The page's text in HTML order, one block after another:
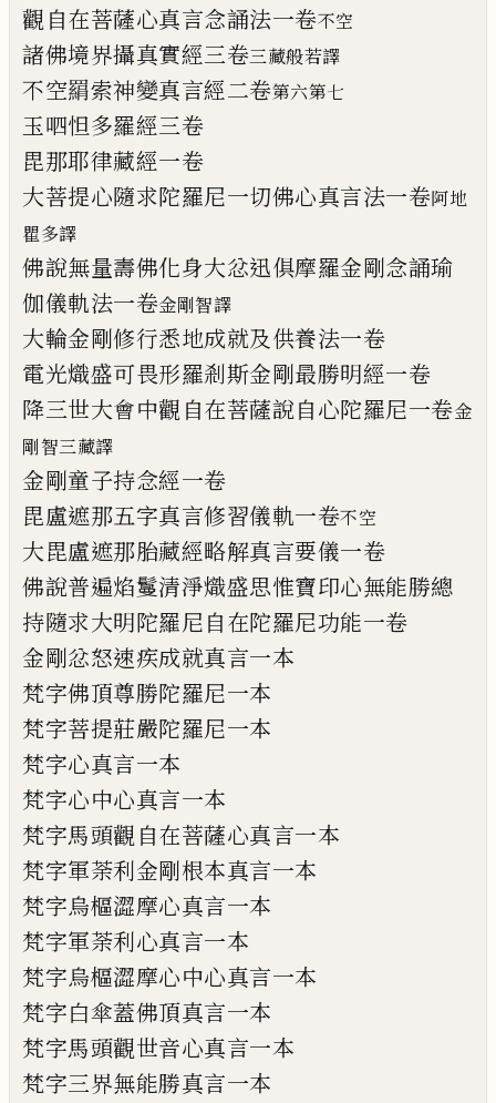
觀自在菩薩心真言念誦法一卷不空
諸佛境界攝真實經三卷三藏般若譯
不空羂索神變真言經二卷第六第七
玉呬怛多羅經三卷
毘那耶律藏經一卷
大菩提心隨求陀羅尼一切佛心真言法一卷阿地
瞿多譯
佛說無量壽佛化身大忿迅俱摩羅金剛念誦瑜
伽儀軌法一卷金剛智譯
大輪金剛修行悉地成就及供養法一卷
電光熾盛可畏形羅剎斯金剛最勝明經一卷
降三世大會中觀自在菩薩說自心陀羅尼一卷金
剛智三藏譯
金剛童子持念經一卷
毘盧遮那五字真言修習儀軌一卷不空
大毘盧遮那胎藏經略解真言要儀一卷
佛說普遍焰鬘清淨熾盛思惟寶印心無能勝總
持隨求大明陀羅尼自在陀羅尼功能一卷
金剛忿怒速疾成就真言一本
梵字佛頂尊勝陀羅尼一本
梵字菩提莊嚴陀羅尼一本
梵字心真言一本
梵字心中心真言一本
梵字馬頭觀自在菩薩心真言一本
梵字軍荼利金剛根本真言一本
梵字烏樞澀摩心真言一本
梵字軍荼利心真言一本
梵字烏樞澀摩心中心真言一本
梵字白傘蓋佛頂真言一本
梵字馬頭觀世音心真言一本
梵字三界無能勝真言一本